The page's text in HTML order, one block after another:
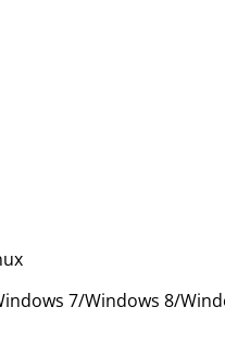
7/Windows 8/